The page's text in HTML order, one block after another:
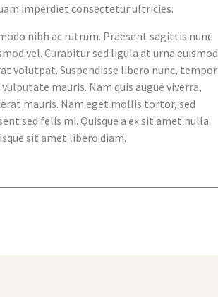
imperdiet consectetur ultricies.
nibh ac rutrum. Praesent sagittis nunc
vel. Curabitur sed ligula at urna euismod
volutpat. Suspendisse libero nunc, tempor
mauris. Nam quis augue viverra,
mauris. Nam eget mollis tortor, sed
sed felis mi. Quisque a ex sit amet nulla
sit amet libero diam.